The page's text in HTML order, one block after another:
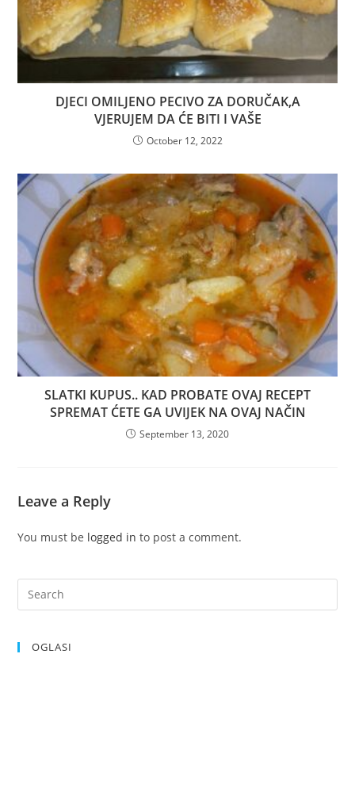
DJECI OMILJENO PECIVO ZA DORUČAK,A
VJERUJEM DA ĆE BITI I VAŠE
October 12, 2022
SLATKI KUPUS.. KAD PROBATE OVAJ RECEPT
SPREMAT ĆETE GA UVIJEK NA OVAJ NAČIN
September 13, 2020
Leave a Reply
You must be logged in to post a comment.
OGLASI